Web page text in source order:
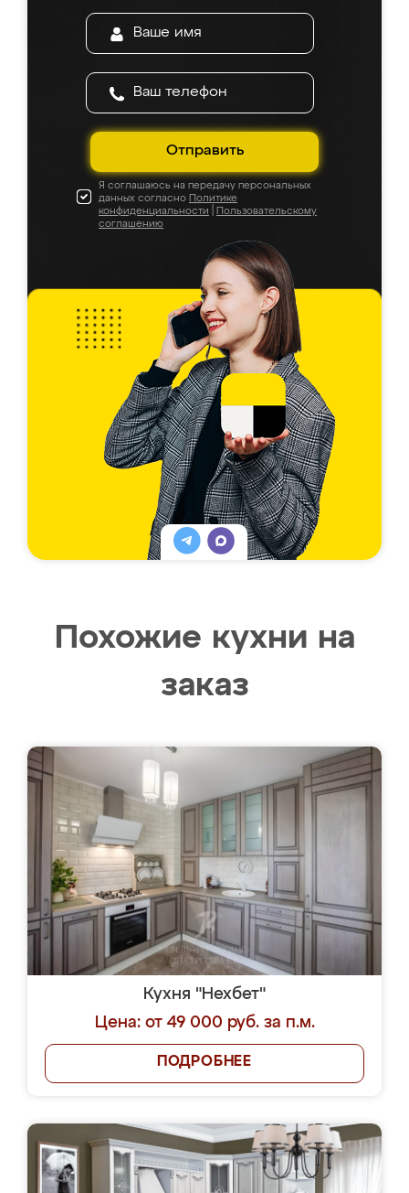
Отправить
Я соглашаюсь на передачу персональных
данных согласно Политике
конфиденциальности
Пользовательскому
соглашению
Похожие кухни на
заказ
Кухня "Нехбет"
Цена: от 49 000 руб. за п.м.
ПОДРОБНЕЕ